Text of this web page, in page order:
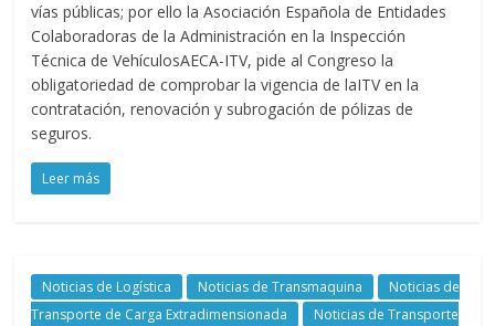
vías públicas; por ello la Asociación Española de Entidades
Colaboradoras de la Administración en la Inspección
Técnica de VehículosAECA-ITV, pide al Congreso la
obligatoriedad de comprobar la vigencia de laITV en la
contratación, renovación y subrogación de pólizas de
seguros.
Leer más
Noticias de Logística Noticias de Transmaquina
Noticias de
Transporte de Carga Extradimensionada
Noticias de Transporte